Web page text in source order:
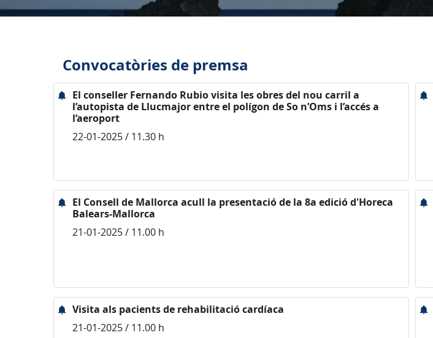
Convocatòries de premsa
El conseller Fernando Rubio visita les obres del nou carril a
l’autopista de Llucmajor entre el polígon de So n’Oms i l’accés a
l’aeroport
22-01-2025 / 11.30 h
El Consell de Mallorca acull la presentació de la 8a edició d'Horeca
Balears-Mallorca
21-01-2025 / 11.00 h
Visita als pacients de rehabilitació cardíaca
21-01-2025 / 11.00 h